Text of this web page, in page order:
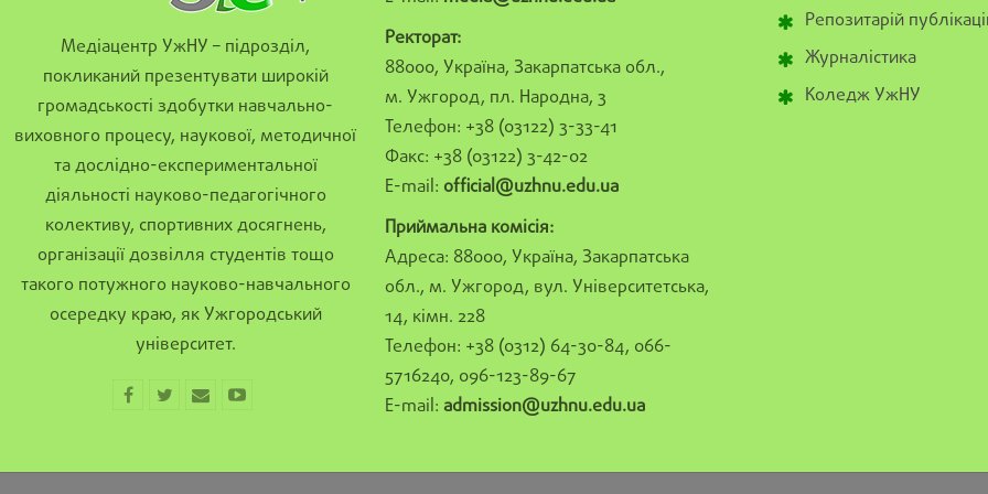
Медіацентр УжНУ – підрозділ,
покликаний презентувати широкій
громадськості здобутки навчально-
виховного процесу, наукової, методичної
та дослідно-експериментальної
діяльності науково-педагогічного
колективу, спортивних досягнень,
організації дозвілля студентів тощо
такого потужного науково-навчального
осередку краю, як Ужгородський
університет.
Ректорат:
88000, Україна, Закарпатська обл.,
м. Ужгород, пл. Народна, 3
Телефон: +38 (03122) 3-33-41
Факс: +38 (03122) 3-42-02
E-mail: official@uzhnu.edu.ua
Приймальна комісія:
Адреса: 88000, Україна, Закарпатська
обл., м. Ужгород, вул. Університетська,
14, кімн. 228
Телефон: +38 (0312) 64-30-84, 066-
5716240, 096-123-89-67
E-mail: admission@uzhnu.edu.ua
Репозитарій
Журналістика
Коледж УжНУ